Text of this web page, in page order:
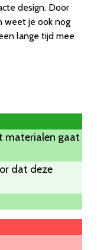
design. Door
weet je ook nog
lange tijd mee
materialen gaat
dat deze